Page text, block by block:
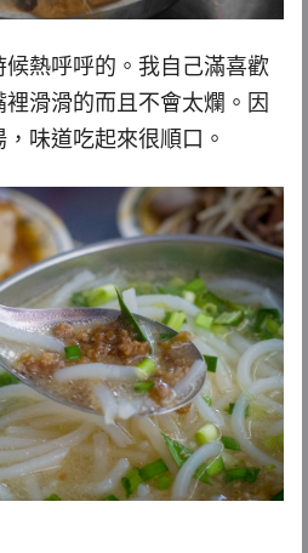
熱呼呼的。我自己滿喜歡
滑滑的而且不會太爛。因
味道吃起來很順口。